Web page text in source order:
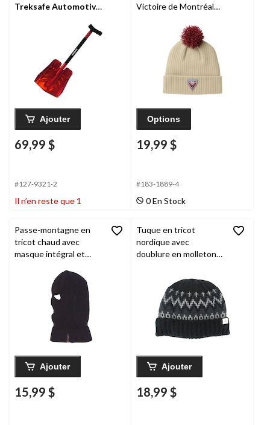
Treksafe Automotive
Ajouter
69,99 $
#127-9321-2
Il n’en reste que 1
Victoire de Montréal
Options
19,99 $
#183-1889-4
0 En Stock
Passe-montagne en
tricot chaud avec
masque intégral et
ski/sports d'hiver
Ajouter
15,99 $
Tuque en tricot
nordique avec
doublure en molleton
pour hommes,
bleu marine/olive
Ajouter
18,99 $